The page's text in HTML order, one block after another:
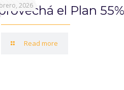
2026 el Plan
Read more